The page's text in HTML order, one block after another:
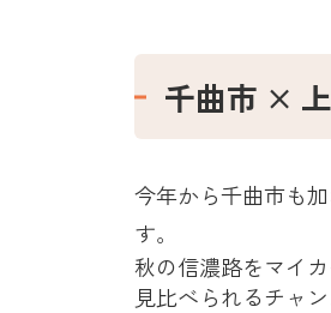
千曲市 ×
今年から千曲市も
す。
秋の信濃路をマイ
見比べられるチャ